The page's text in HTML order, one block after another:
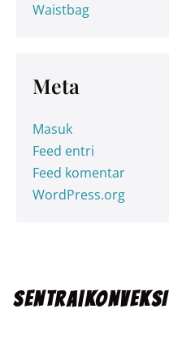
Waistbag
Meta
Masuk
Feed entri
Feed komentar
WordPress.org
SENTRA|KONVEKSI